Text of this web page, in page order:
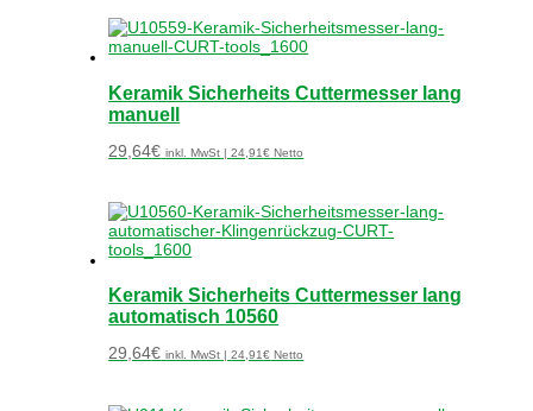
Keramik Sicherheits Cuttermesser lang
manuell
29,64€ inkl. MwSt |24,91€ Netto
Keramik Sicherheits Cuttermesser lang
automatisch 10560
29,64€ inkl. MwSt |24,91€ Netto